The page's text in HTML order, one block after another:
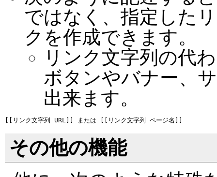
ではなく、指定した
クを作成できます。
リンク文字列の代
ボタンやバナー、
出来ます。
その他の機能